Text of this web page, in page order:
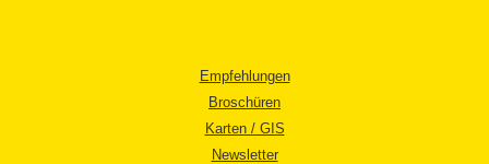
Empfehlungen
Broschüren
Karten / GIS
Newsletter